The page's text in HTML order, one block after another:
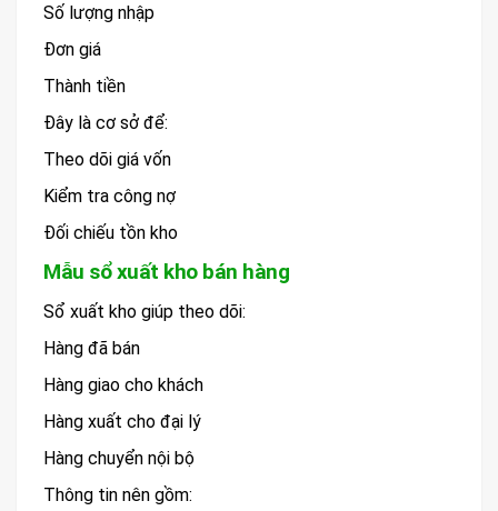
Số lượng nhập
Đơn giá
Thành tiền
Đây là cơ sở để:
Theo dõi giá vốn
Kiểm tra công nợ
Đối chiếu tồn kho
Mẫu sổ xuất kho bán hàng
Sổ xuất kho giúp theo dõi:
Hàng đã bán
Hàng giao cho khách
Hàng xuất cho đại lý
Hàng chuyển nội bộ
Thông tin nên gồm: